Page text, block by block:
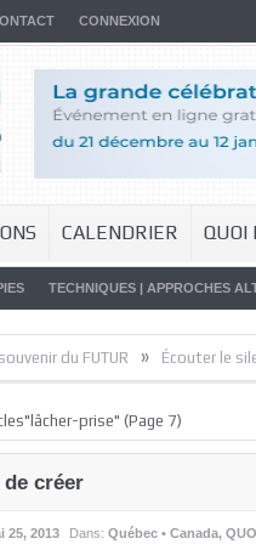
CONNEXION
CALENDRIER QUOI
TECHNIQUES | APPROCHES
FUTUR » Écouter le silence à
prise" (Page 7)
créer
25, 2013 Dans: Québec • Canada,